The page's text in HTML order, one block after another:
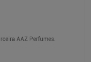
AAZ Perfumes.